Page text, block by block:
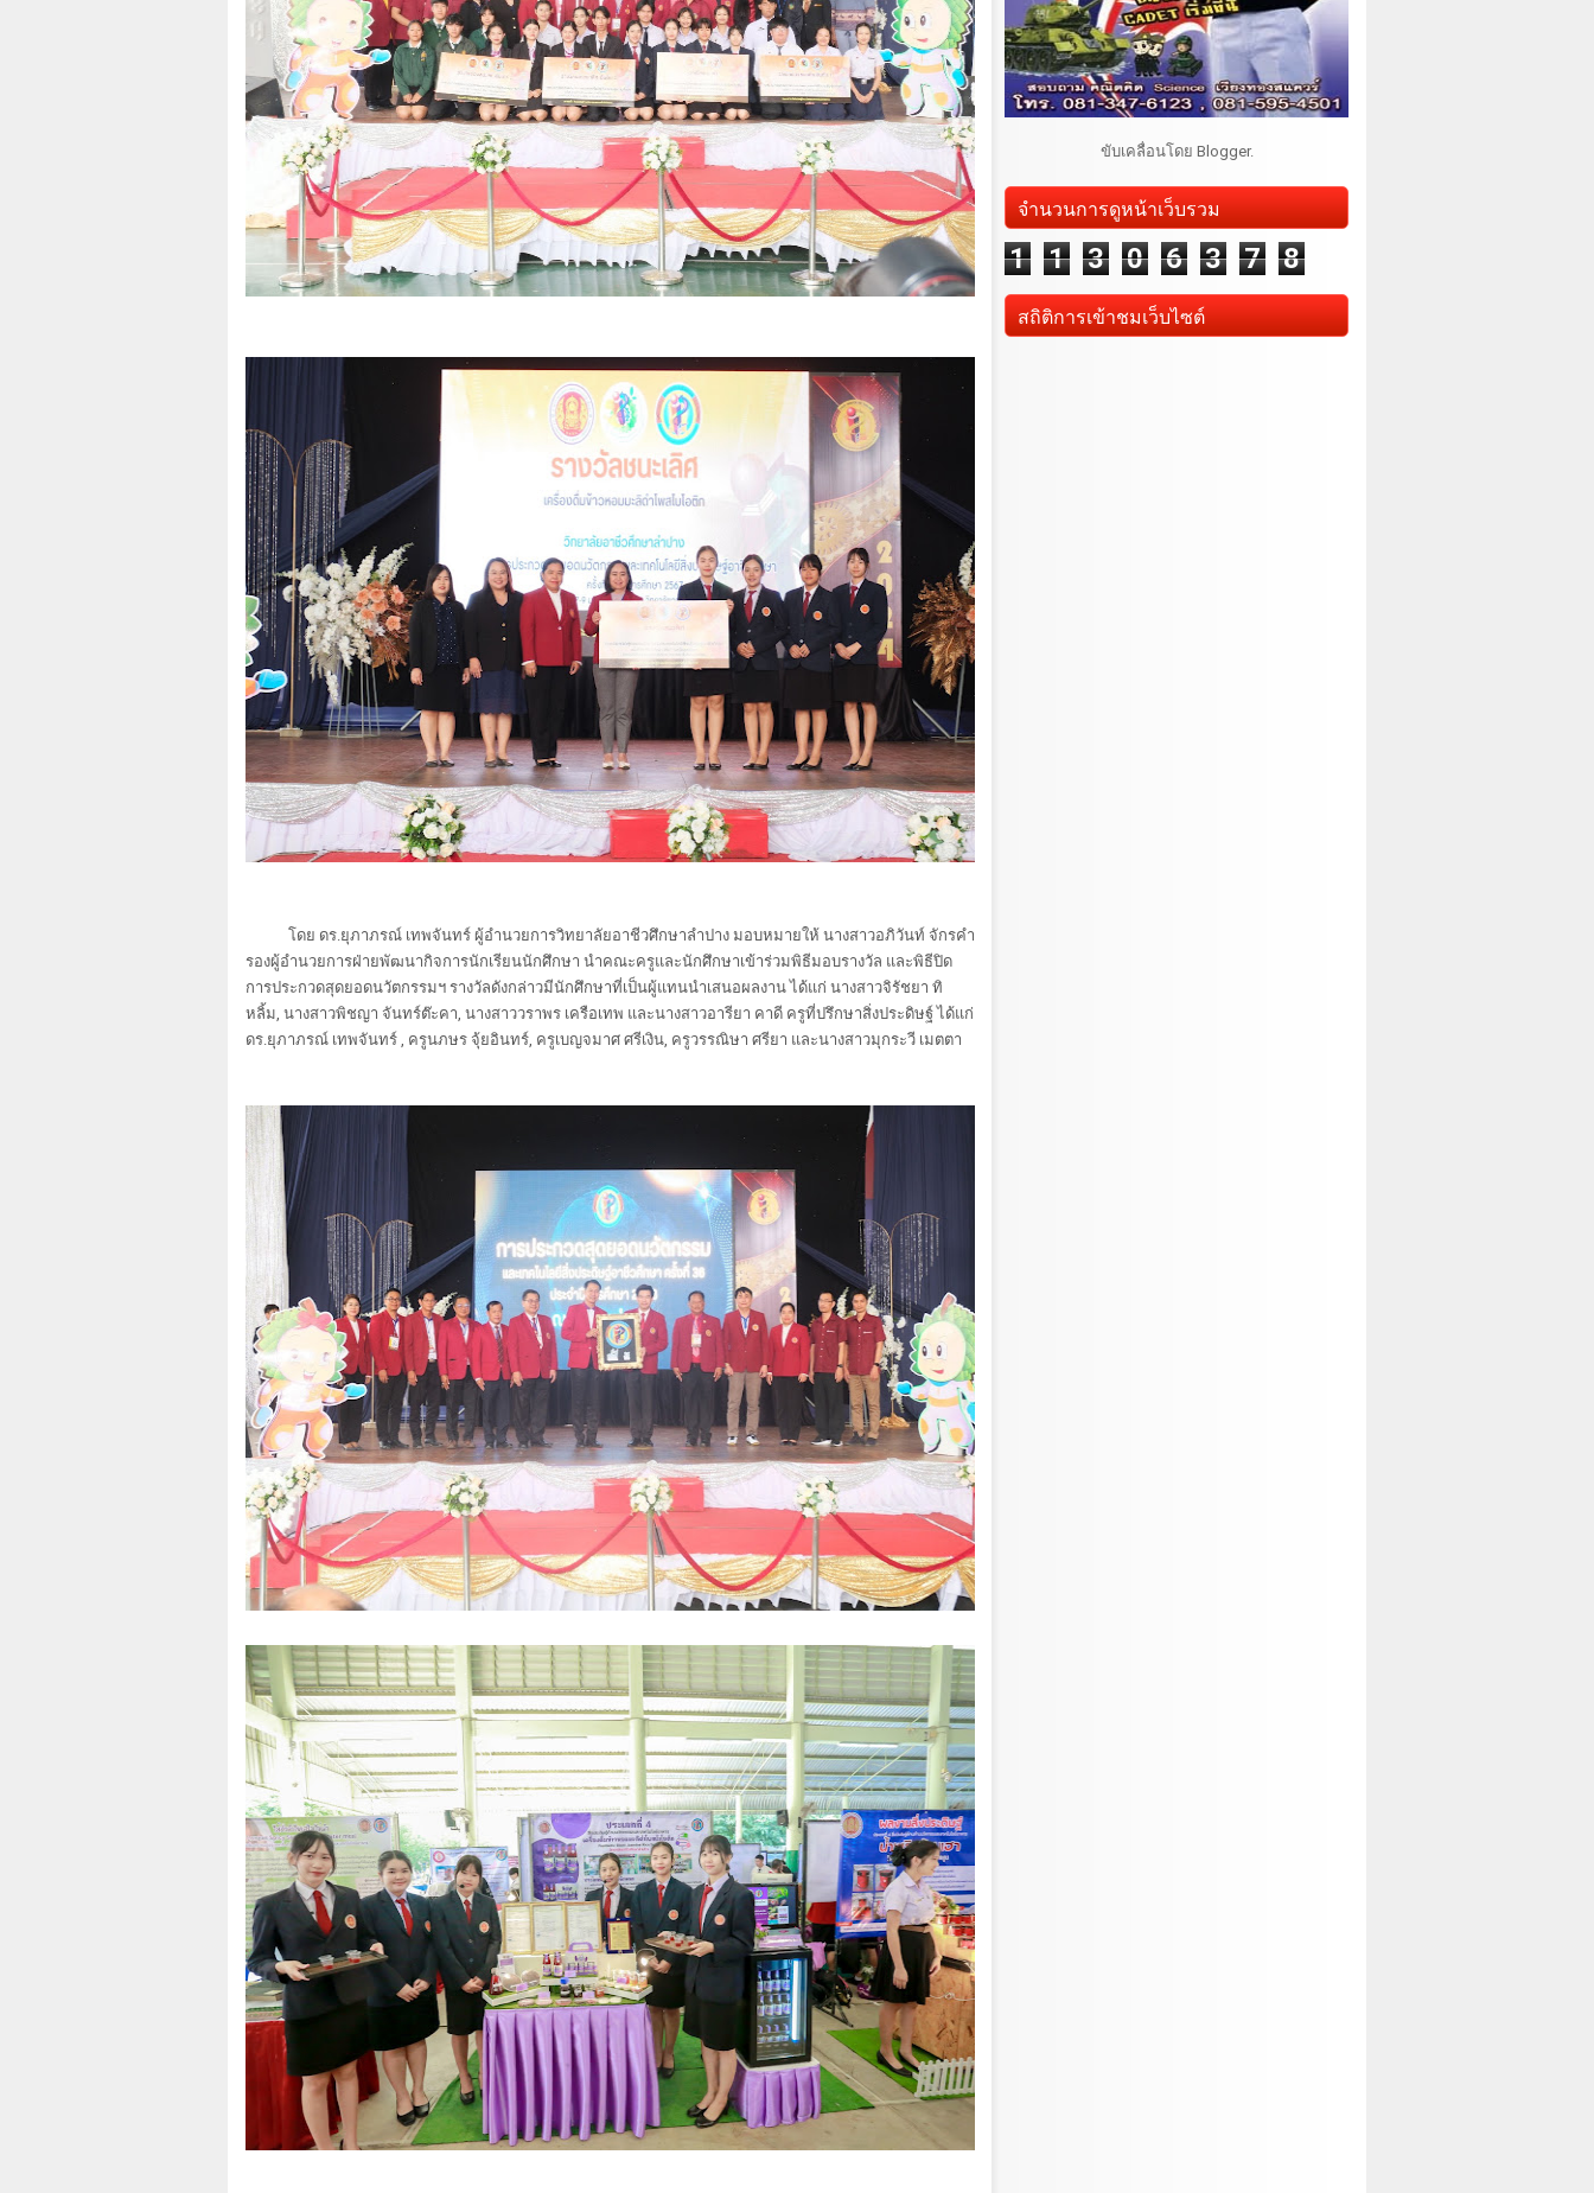
โดย ดร.ยุภาภรณ์ เทพจันทร์ ผู้อำนวยการวิทยาลัยอาชีวศึกษาลำปาง มอบหมายให้ นางสาวอภิวันท์ จักรคำ
รองผู้อำนวยการฝ่ายพัฒนากิจการนักเรียนนักศึกษา นำคณะครูและนักศึกษาเข้าร่วมพิธีมอบรางวัล และพิธีปิด
การประกวดสุดยอดนวัตกรรมฯ รางวัลดังกล่าวมีนักศึกษาที่เป็นผู้แทนนำเสนอผลงาน ได้แก่ นางสาวจิรัชยา ทิ
หลิ้ม, นางสาวพิชญา จันทร์ต๊ะคา, นางสาววราพร เครือเทพ และนางสาวอารียา คาดี ครูที่ปรึกษาสิ่งประดิษฐ์ ได้แก่
ดร.ยุภาภรณ์ เทพจันทร์ , ครูนภษร จุ้ยอินทร์, ครูเบญจมาศ ศรีเงิน, ครูวรรณิษา ศรียา และนางสาวมุกระวี เมตตา
ขับเคลื่อนโดย Blogger.
จำนวนการดูหน้าเว็บรวม
1 1 3 0 6 3 7 8
สถิติการเข้าชมเว็บไซต์